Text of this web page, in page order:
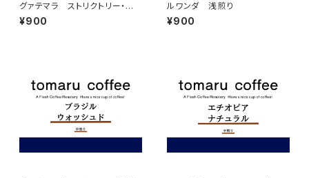
グァテマラ ストリクトリー・ハ
ード・ビーン 中深煎り
¥900
ルワンダ 浅煎り
¥900